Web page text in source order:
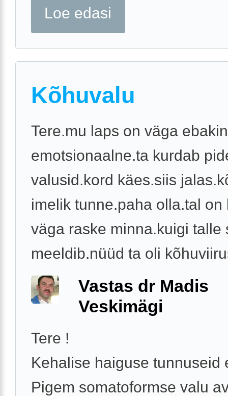
Loe edasi
Kõhuvalu
Tere.mu laps on väga
emotsionaalne.ta kurdab
valusid.kord käes.siis
imelik tunne.paha olla.tal on
väga raske minna.kuigi talle
meeldib.nüüd ta oli
Vastas dr Madis
Veskimägi
Tere !
Kehalise haiguse tunnuseid
Pigem somatoformse valu